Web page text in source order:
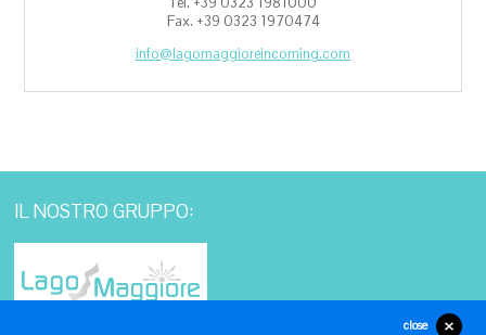
close
Fax. +39 0323 1970474
info@lagomaggioreincoming.com
IL NOSTRO GRUPPO: